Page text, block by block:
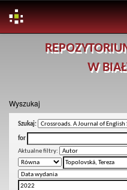
W
Wyszukaj
Szukaj:
for
Aktualne filtry: